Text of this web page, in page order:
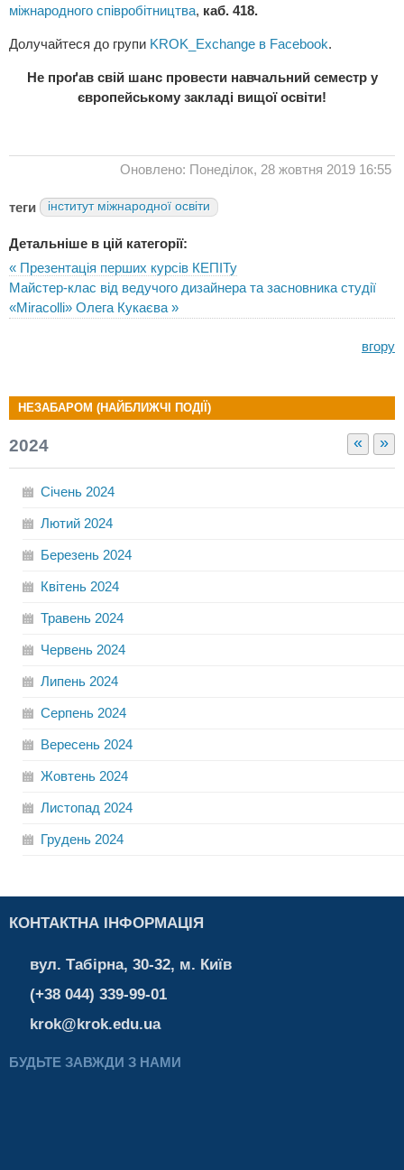
міжнародного співробітництва, каб. 418.
Долучайтеся до групи KROK_Exchange в Facebook.
Не проґав свій шанс провести навчальний семестр у
європейському закладі вищої освіти!
Оновлено: Понеділок, 28 жовтня 2019 16:55
теги інститут міжнародної освіти
Детальніше в цій категорії:
« Презентація перших курсів КЕПІТу
Майстер-клас від ведучого дизайнера та засновника студії
«Miracolli» Олега Кукаєва »
вгору
НЕЗАБАРОМ (НАЙБЛИЖЧІ ПОДІЇ)
« »
2024
Січень 2024
Лютий 2024
Березень 2024
Квітень 2024
Травень 2024
Червень 2024
Липень 2024
Серпень 2024
Вересень 2024
Жовтень 2024
Листопад 2024
Грудень 2024
КОНТАКТНА ІНФОРМАЦІЯ
вул. Табірна, 30-32, м. Київ
(+38 044) 339-99-01
krok@krok.edu.ua
БУДЬТЕ ЗАВЖДИ З НАМИ